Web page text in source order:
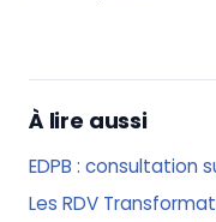
À lire aussi
EDPB : consultation
Les RDV